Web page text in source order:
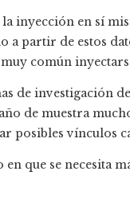
inyección en sí
partir de estos
común
de investigación
de muestra
posibles vínculos
que se necesita